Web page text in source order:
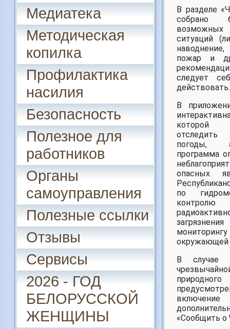
Медиатека
Методическая
копилка
Профилактика
насилия
Безопасность
Полезное для
работников
Органы
самоуправления
Полезные ссылки
Отзывы
Сервисы
2026 - ГОД
БЕЛОРУССКОЙ
ЖЕНЩИНЫ
В разделе
собрано
ситуаций
пожар и
следует
действовать.
В
отследить
погоды,
программа
опасных
по
контролю
мониторингу
окружающей
В случае
включение
«Сообщить о